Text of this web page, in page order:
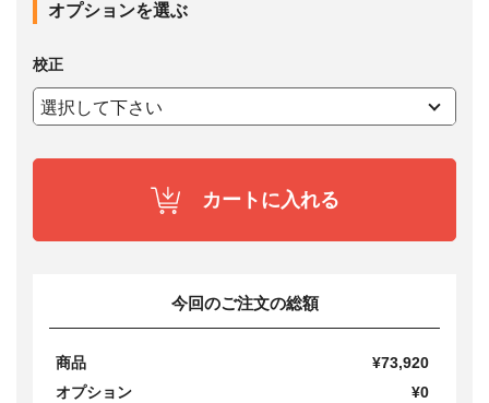
オプションを選ぶ
校正
カートに入れる
今回のご注文の総額
商品
¥73,920
オプション
¥0